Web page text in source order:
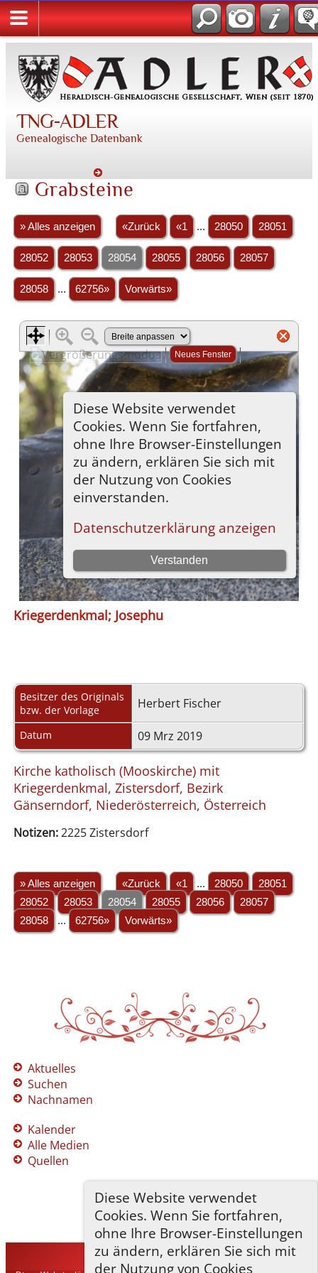
TNG-ADLER
Genealogische Datenbank
Diese Website verwendet
Cookies. Wenn Sie fortfahren,
ohne Ihre Browser-Einstellungen
zu ändern, erklären Sie sich mit
der Nutzung von Cookies
Grabsteine
» Alles anzeigen «Zurück «1 ... 28050 28051
28052 28053 28054 28055 28056 28057
28058 ... 62756» Vorwärts»
Kriegerdenkmal; Josephu
Besitzer des Originals
bzw. der Vorlage
Herbert Fischer
Datum 09 Mrz 2019
Kirche katholisch (Mooskirche) mit
Kriegerdenkmal, Zistersdorf, Bezirk
Gänserndorf, Niederösterreich, Österreich
Notizen:2225 Zistersdorf
» Alles anzeigen «Zurück «1 ... 28050
28051
28052
28053 28054 28055 28056
28057
28058
... 62756» Vorwärts»
Aktuelles
Suchen
Nachnamen
Kalender
Alle Medien
Quellen
TNG-ADLER©2026